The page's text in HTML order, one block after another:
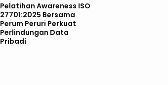
Pelatihan Awareness ISO
27701:2025 Bersama
Perum Peruri Perkuat
Perlindungan Data
Pribadi